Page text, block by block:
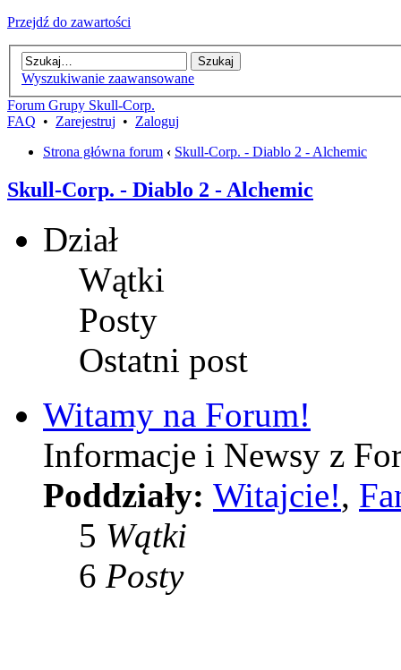
Przejdź do zawartości
Wyszukiwanie zaawansowane
Forum Grupy Skull-Corp.
FAQ • Zarejestruj • Zaloguj
Strona główna forum ‹ Skull-Corp. - Diablo 2 - Alchemic
Skull-Corp. - Diablo 2 - Alchemic
Dział
Wątki
Posty
Ostatni post
Witamy na Forum!
Informacje i Newsy z
Poddziały: Witajcie!,
5 Wątki
6 Posty